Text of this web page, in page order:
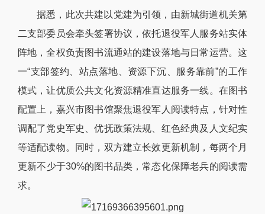
据悉，此次共建以党建为引领，由新城街道机关第
二支部委员会牵头签署协议，依托退役军人服务站实体
阵地，全权负责图书流通站的建设落地与日常运营。这
一“支部签约、站点落地、资源下沉、服务靠前”的工作
模式，让优质公共文化资源精准直达服务一线。在图书
配置上，嘉兴市图书馆聚焦退役军人阅读特点，针对性
调配了党史军史、优抚政策法规、红色经典及人文纪实
等适配读物。同时，双方建立长效更新机制，每两个月
更新不少于30%的图书品类，常态化保障老兵的阅读需
求。